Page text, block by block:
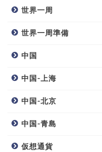
世界一周
世界一周準備
中国
中国-上海
中国-北京
中国-青島
仮想通貨